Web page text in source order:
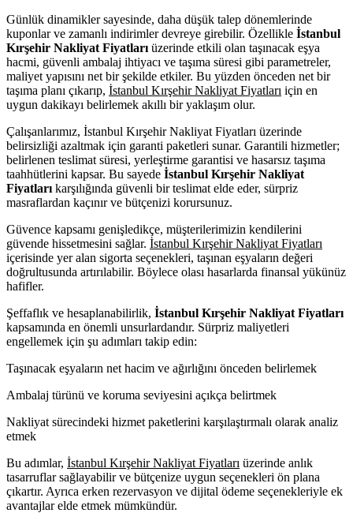
Günlük dinamikler sayesinde, daha düşük talep dönemlerinde
kuponlar ve zamanlı indirimler devreye girebilir. Özellikle İstanbul
Kırşehir Nakliyat Fiyatları üzerinde etkili olan taşınacak eşya
hacmi, güvenli ambalaj ihtiyacı ve taşıma süresi gibi parametreler,
maliyet yapısını net bir şekilde etkiler. Bu yüzden önceden net bir
taşıma planı çıkarıp, İstanbul Kırşehir Nakliyat Fiyatları için en
uygun dakikayı belirlemek akıllı bir yaklaşım olur.
Çalışanlarımız, İstanbul Kırşehir Nakliyat Fiyatları üzerinde
belirsizliği azaltmak için garanti paketleri sunar. Garantili hizmetler;
belirlenen teslimat süresi, yerleştirme garantisi ve hasarsız taşıma
taahhütlerini kapsar. Bu sayede İstanbul Kırşehir Nakliyat
Fiyatları karşılığında güvenli bir teslimat elde eder, sürpriz
masraflardan kaçınır ve bütçenizi korursunuz.
Güvence kapsamı genişledikçe, müşterilerimizin kendilerini
güvende hissetmesini sağlar. İstanbul Kırşehir Nakliyat Fiyatları
içerisinde yer alan sigorta seçenekleri, taşınan eşyaların değeri
doğrultusunda artırılabilir. Böylece olası hasarlarda finansal yükünüz
hafifler.
Şeffaflık ve hesaplanabilirlik, İstanbul Kırşehir Nakliyat Fiyatları
kapsamında en önemli unsurlardandır. Sürpriz maliyetleri
engellemek için şu adımları takip edin:
Taşınacak eşyaların net hacim ve ağırlığını önceden belirlemek
Ambalaj türünü ve koruma seviyesini açıkça belirtmek
Nakliyat sürecindeki hizmet paketlerini karşılaştırmalı olarak analiz
etmek
Bu adımlar, İstanbul Kırşehir Nakliyat Fiyatları üzerinde anlık
tasarruflar sağlayabilir ve bütçenize uygun seçenekleri ön plana
çıkartır. Ayrıca erken rezervasyon ve dijital ödeme seçenekleriyle ek
avantajlar elde etmek mümkündür.